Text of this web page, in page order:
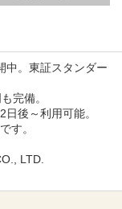
中。東証スタンダー
完備。
後～利用可能。
す。
LTD.